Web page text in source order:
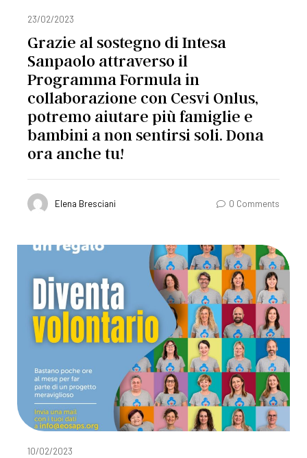
23/02/2023
Grazie al sostegno di Intesa
Sanpaolo attraverso il
Programma Formula in
collaborazione con Cesvi Onlus,
potremo aiutare più famiglie e
bambini a non sentirsi soli. Dona
ora anche tu!
Elena Bresciani 0 Comments
10/02/2023